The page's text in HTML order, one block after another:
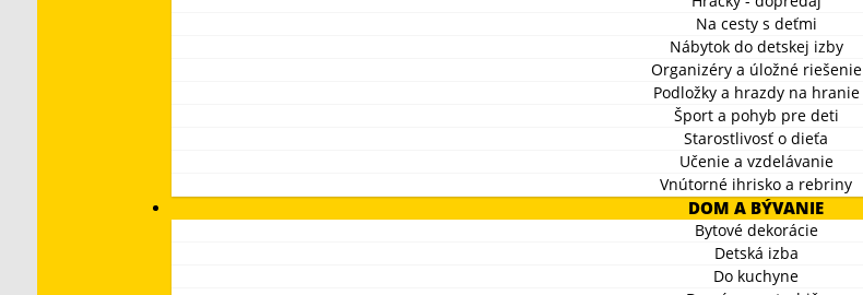
Na cesty s deťmi
Nábytok do detskej izby
Organizéry a úložné riešenie
Podložky a hrazdy na hranie
Šport a pohyb pre deti
Starostlivosť o dieťa
Učenie a vzdelávanie
Vnútorné ihrisko a rebriny
DOM A BÝVANIE
Bytové dekorácie
Detská izba
Do kuchyne